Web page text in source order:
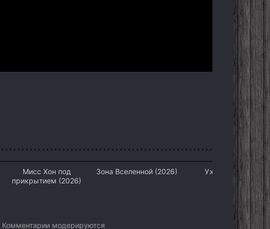
Мисс Хон под
прикрытием (2026)
Зона Вселенной (2026) Ужин (2026)
модерируются